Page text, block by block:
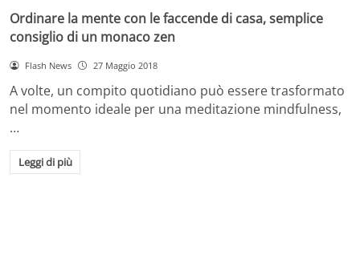
Ordinare la mente con le faccende di casa, semplice
consiglio di un monaco zen
Flash News 27 Maggio 2018
A volte, un compito quotidiano può essere trasformato
nel momento ideale per una meditazione mindfulness,
…
Leggi di più